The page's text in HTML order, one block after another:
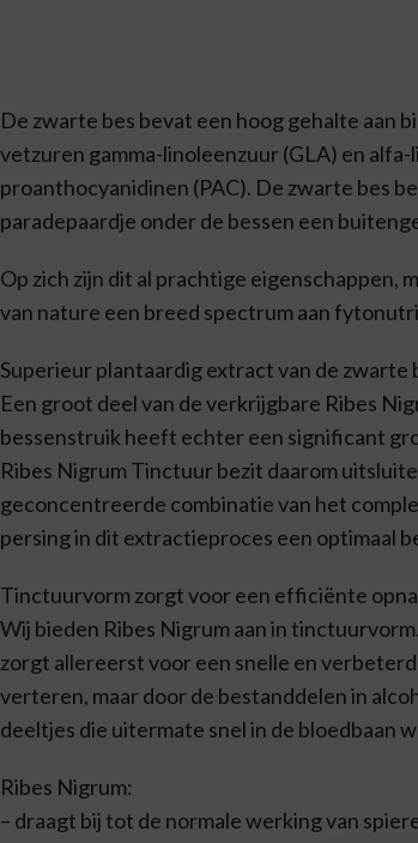
De zwarte bes bevat een hoog gehalte aan
vetzuren gamma-linoleenzuur (GLA) en
proanthocyanidinen (PAC). De zwarte bes
paradepaardje onder de bessen een
Op zich zijn dit al prachtige eigenschappen,
van nature een breed spectrum aan
Superieur plantaardig extract van de zwarte
Een groot deel van de verkrijgbare Ribes
bessenstruik heeft echter een significant
Ribes Nigrum Tinctuur bezit daarom
geconcentreerde combinatie van het
persing in dit extractieproces een optimaal
Tinctuurvorm zorgt voor een efficiënte
Wij bieden Ribes Nigrum aan in
zorgt allereerst voor een snelle en
verteren, maar door de bestanddelen in
deeltjes die uitermate snel in de bloedbaan
Ribes Nigrum:
– draagt bij tot de normale werking van